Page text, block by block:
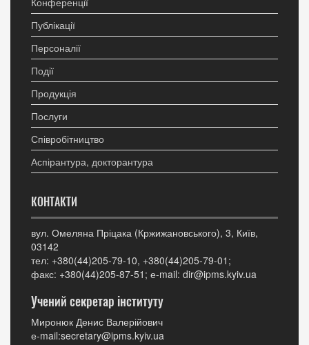
Публікації
Персоналії
Події
Продукція
Послуги
Співробітництво
Аспірантура, докторантура
КОНТАКТИ
вул. Омеляна Пріцака (Кржижановського), 3, Київ,
03142
тел: +380(44)205-79-10, +380(44)205-79-01;
факс: +380(44)205-87-51; е-mail: dir@ipms.kyiv.ua
Учений секретар інституту
Миронюк Денис Валерійович
е-mail:secretary@ipms.kyiv.ua